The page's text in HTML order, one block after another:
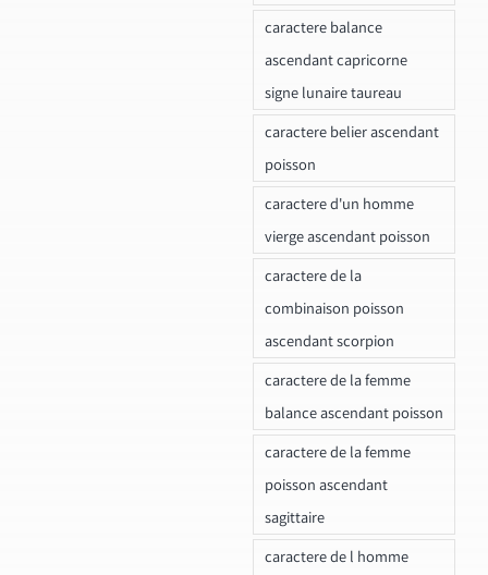
caractere balance
ascendant capricorne
signe lunaire taureau
caractere belier ascendant
poisson
caractere d'un homme
vierge ascendant poisson
caractere de la
combinaison poisson
ascendant scorpion
caractere de la femme
balance ascendant poisson
caractere de la femme
poisson ascendant
sagittaire
caractere de l homme